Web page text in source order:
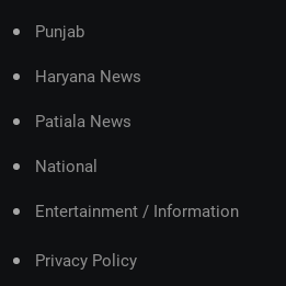
Punjab
Haryana News
Patiala News
National
Entertainment / Information
Privacy Policy